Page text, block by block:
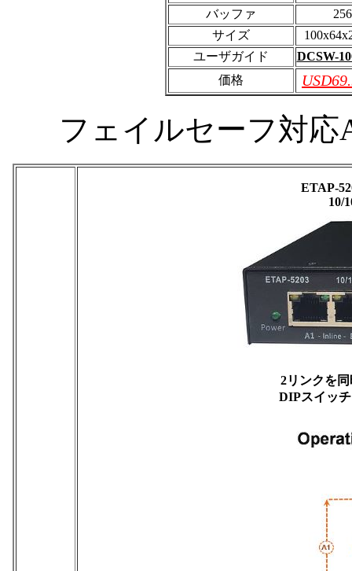
バッファ
サイズ
ユーザガイド
DCSW-
価格
フェイルセーフ対応
ETAP-
10/
2リンクを
DIPスイッ